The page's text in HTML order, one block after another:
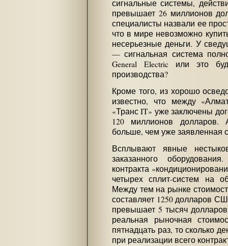
сигнальные системы,
превышает 26 миллионов
специалисты назвали ее
что в мире невозможно
несерьезные деньги. У
— сигнальная система
General Electric или это
производства?
Кроме того, из хорошо
известно, что между
«Транс IT» уже заключены
120 миллионов долларов.
больше, чем уже заявленная
Всплывают явные
заказанного
контракта
четырех сплит-систем на
Между тем на рынке
составляет 1250 долларов
превышает 5 тысяч
реальная рыночная
пятнадцать раз, то сколько
при реализации всего